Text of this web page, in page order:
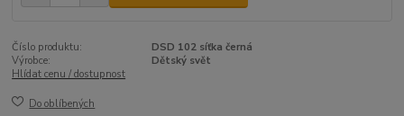
Číslo produktu:
DSD 102 síťka černá
Výrobce:
Dětský svět
Hlídat cenu / dostupnost
Do oblíbených